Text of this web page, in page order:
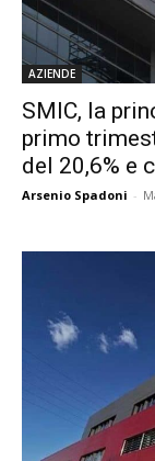
AZIENDE
SMIC, la
primo
del 20,6% e
Arsenio Spadoni -